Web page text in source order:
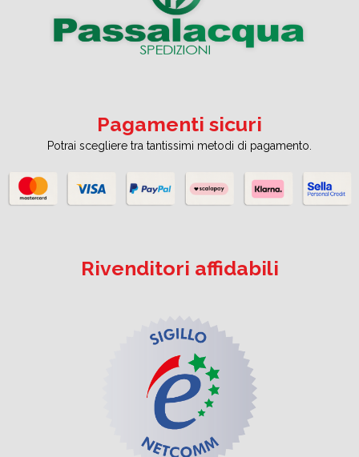
Pagamenti sicuri
Potrai scegliere tra tantissimi metodi di pagamento.
Rivenditori affidabili